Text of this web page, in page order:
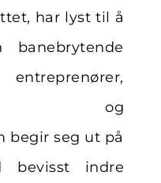
har lyst til å
entreprenører,
og
begir seg ut på
bevisst indre